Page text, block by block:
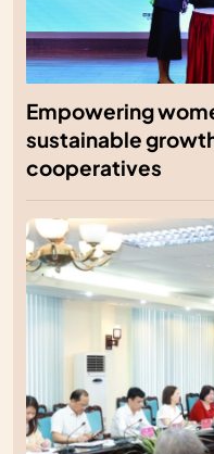
Empowering
sustainable
cooperatives